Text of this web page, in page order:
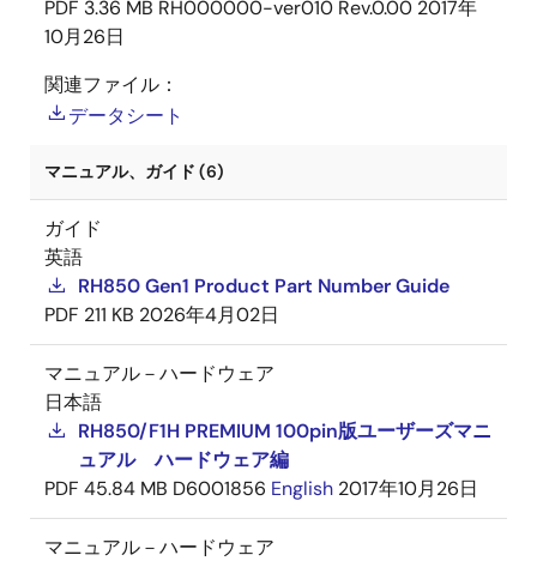
PDF 3.36 MB RH000000-ver010 Rev.0.00 2017年
10月26日
関連ファイル：
データシート
マニュアル、ガイド (6)
ガイド
英語
RH850 Gen1 Product Part Number Guide
PDF 211 KB 2026年4月02日
マニュアル－ハードウェア
日本語
RH850/F1H PREMIUM 100pin版ユーザーズマニ
ュアル ハードウェア編
PDF 45.84 MB D6001856 English 2017年10月26日
マニュアル－ハードウェア